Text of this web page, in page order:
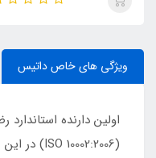
ویژگی های خاص داتیس
(10002:2006 ISO) در این صنعت